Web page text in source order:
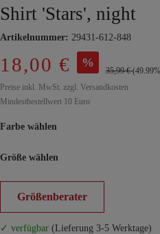
Shirt 'Stars', night
Artikelnummer: 29431-612-848
18,00 € %
35,99 €
Preise inkl. MwSt. zzgl. Versandkosten
Mindestbestellwert 10 Euro
Farbe wählen
Größe wählen
Größenberater
✓ verfügbar (Lieferung 3-5 Werktage)